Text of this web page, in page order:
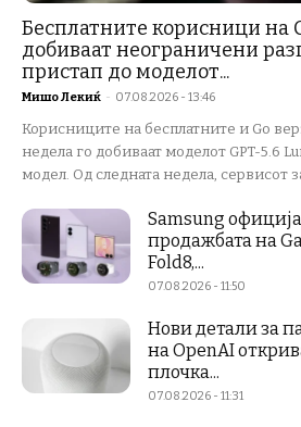
Бесплатните корисници на
добиваат неограничени
пристап до моделот...
Мишо Лекиќ - 07.08.2026 - 13:46
Корисниците на бесплатните и Go
недела го добиваат моделот GPT-5.6
модел. Од следната недела, сервисот
Samsung
продажбата на
Fold8,...
07.08.2026 - 11:50
Нови детали за
на OpenAI
плочка...
07.08.2026 - 11:31